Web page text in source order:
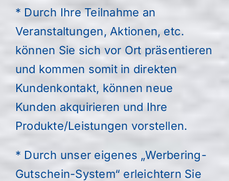
* Durch Ihre Teilnahme an
Veranstaltungen, Aktionen, etc.
können Sie sich vor Ort präsentieren
und kommen somit in direkten
Kundenkontakt, können neue
Kunden akquirieren und Ihre
Produkte/Leistungen vorstellen.
* Durch unser eigenes „Werbering-
Gutschein-System“ erleichtern Sie